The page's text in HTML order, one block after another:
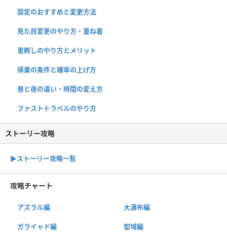
設定のおすすめと変更方法
見た目変更のやり方・重ね着
里孵しのやり方とメリット
帰巣の条件と確率の上げ方
昼と夜の違い・時間の変え方
ファストトラベルのやり方
ストーリー攻略
▶︎ストーリー攻略一覧
攻略チャート
アズラル編 大瀑布編
ガライャド編 聖域編